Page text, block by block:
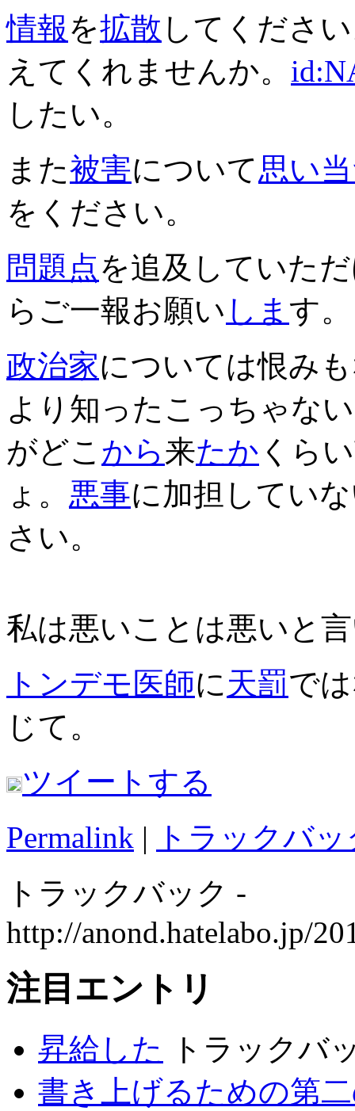
情報を拡散 してくださ
えてくれませんか。
したい。
また被害について思い
をください。
問題点を追及していた
らご一報お願い しま す。
政治家については恨み
より知ったこっちゃな
がどこ から来たか くら
ょ。 悪事に加担してい
さい。
私は悪いことは悪いと
トンデモ 医師に天罰で
じて。
ツイートする
Permalink |
トラックバ
トラックバック -
http://anond.hatelabo.jp/
注目エントリ
昇給した
トラックバ
書き上げるための第